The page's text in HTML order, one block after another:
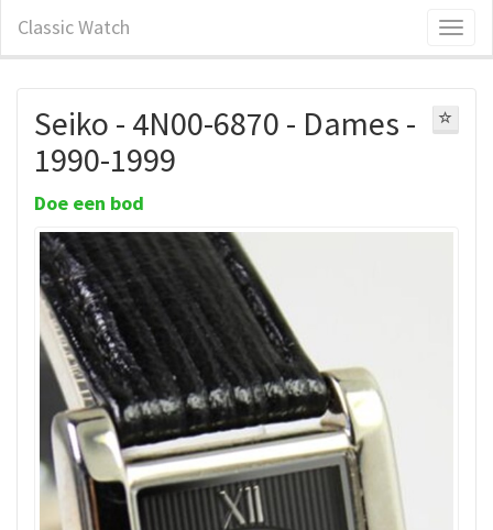
Classic Watch
Seiko - 4N00-6870 - Dames -
1990-1999
Doe een bod